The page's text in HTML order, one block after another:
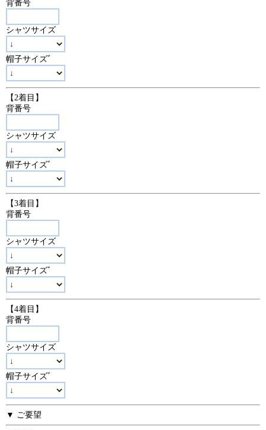
背番号
シャツサイズ
帽子サイズﾞ
【2着目】
背番号
シャツサイズ
帽子サイズﾞ
【3着目】
背番号
シャツサイズ
帽子サイズﾞ
【4着目】
背番号
シャツサイズ
帽子サイズﾞ
▼ ご要望